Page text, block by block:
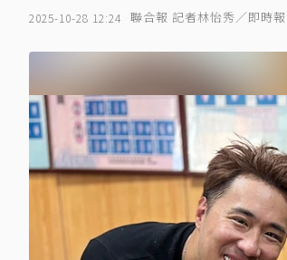
2025-10-28 12:24 聯合報 記者林怡秀／即時